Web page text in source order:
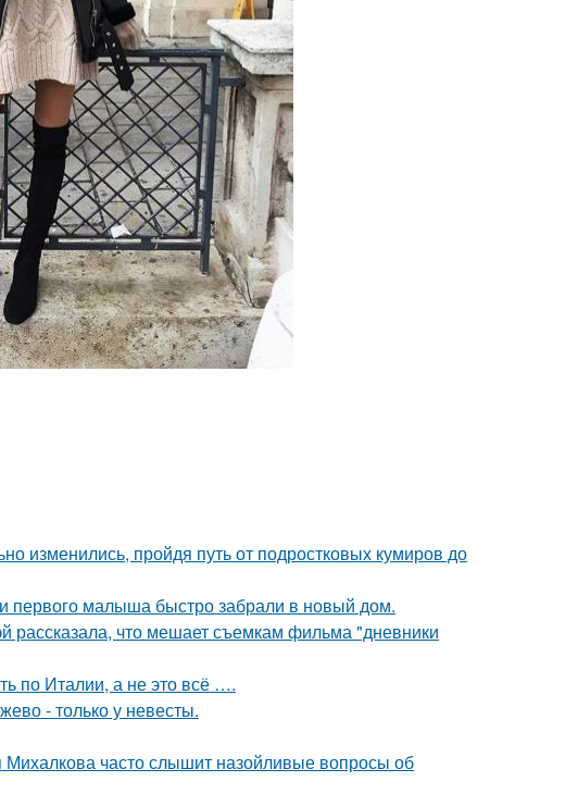
изменились, пройдя путь от подростковых кумиров до
первого малыша быстро забрали в новый дом.
рассказала, что мешает съемкам фильма "дневники
по Италии, а не это всё ….
- только у невесты.
часто слышит назойливые вопросы об